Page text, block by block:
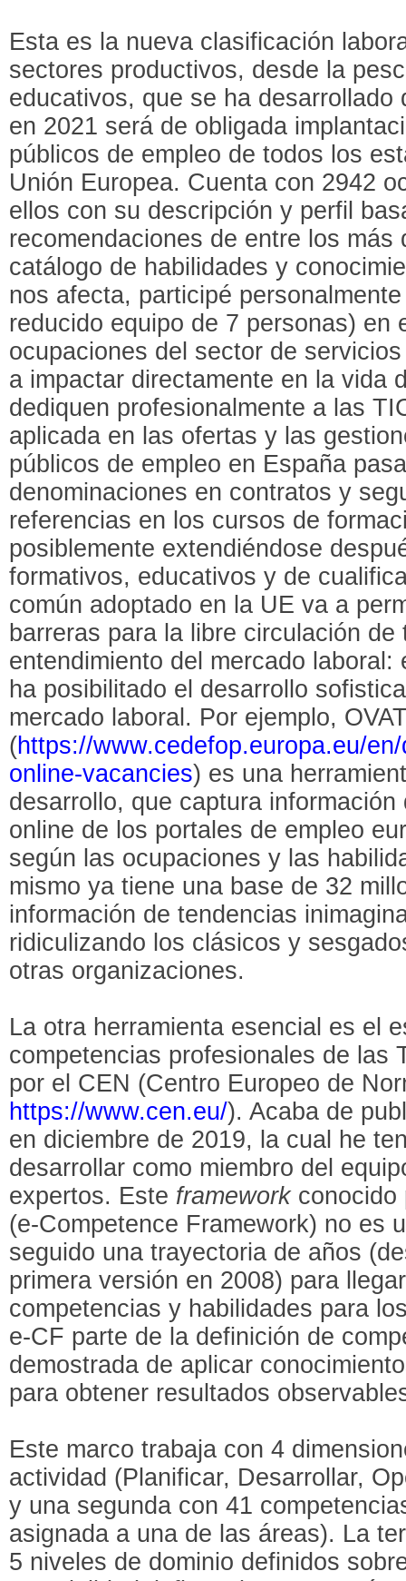
Esta es la nueva clasificación
sectores productivos, desde la
educativos, que se ha
en 2021 será de obligada
públicos de empleo de todos los
Unión Europea. Cuenta con 2942
ellos con su descripción y perfil
recomendaciones de entre los
catálogo de habilidades y
nos afecta, participé
reducido equipo de 7 personas) en
ocupaciones del sector de
a impactar directamente en la vida
dediquen profesionalmente a las
aplicada en las ofertas y las
públicos de empleo en España
denominaciones en contratos y
referencias en los cursos de
posiblemente extendiéndose
formativos, educativos y de
común adoptado en la UE va a
barreras para la libre circulación
entendimiento del mercado laboral:
ha posibilitado el desarrollo
mercado laboral. Por ejemplo,
(https://www.cedefop.europa.eu/
online-vacancies) es una
desarrollo, que captura
online de los portales de empleo
según las ocupaciones y las
mismo ya tiene una base de 32
información de tendencias
ridiculizando los clásicos y
otras organizaciones.
La otra herramienta esencial es el
competencias profesionales de las
por el CEN (Centro Europeo de
https://www.cen.eu/). Acaba de
en diciembre de 2019, la cual he
desarrollar como miembro del
expertos. Este frameworkconocido
(e-Competence Framework) no es
seguido una trayectoria de años
primera versión en 2008) para
competencias y habilidades para
e-CF parte de la definición de
demostrada de aplicar
para obtener resultados
Este marco trabaja con 4
actividad (Planificar, Desarrollar,
y una segunda con 41
asignada a una de las áreas). La
5 niveles de dominio definidos